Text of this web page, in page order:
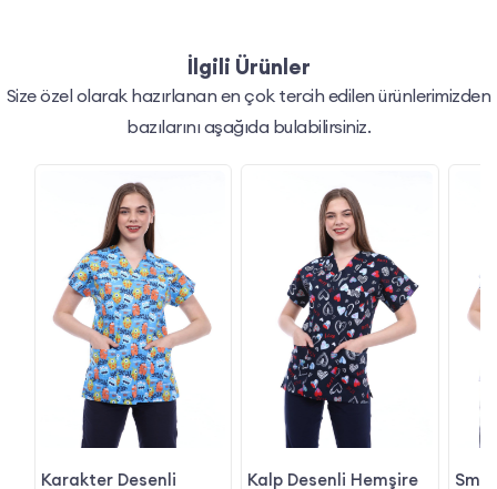
İlgili Ürünler
Size özel olarak hazırlanan en çok tercih edilen ürünlerimizden
bazılarını aşağıda bulabilirsiniz.
Karakter Desenli
Kalp Desenli Hemşire